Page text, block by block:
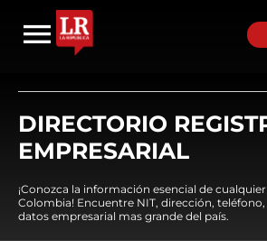
DIRECTORIO
EMPRESARIAL
¡Conozca la información esencial de
Colombia! Encuentre NIT, dirección, teléfono,
datos empresarial mas grande del país.